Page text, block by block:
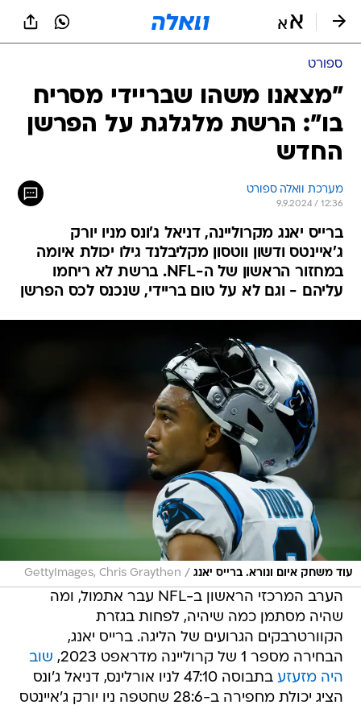
ספורט
"מצאנו משהו שבריידי מסריח
בו": הרשת מלגלגת על הפרשן
החדש
מערכת וואלה ספורט
9.9.2024 / 12:36
ברייס יאנג מקרוליינה, דניאל ג'ונס מניו יורק
ג'איינטס ודשון ווטסון מקליבלנד גילו יכולת איומה
במחזור הראשון של ה-NFL. ברשת לא ריחמו
עליהם - וגם לא על טום בריידי, שנכנס לכס הפרשן
עוד משחק איום ונורא. ברייס יאנג /
GettyImages, Chris Graythen
הערב המרכזי הראשון ב-NFL עבר אתמול, ומה
שהיה מסתמן כמה שיהיה, לפחות בגזרת
הקוורטרבקים הגרועים של הליגה. ברייס יאנג,
הבחירה מספר 1 של קרוליינה מדראפט 2023,
שוב
היה מזעזע
בתבוסה 47:10 לניו אורלינס, דניאל ג'ונס
הציג יכולת מחפירה ב-28:6 שחטפה ניו יורק ג'איינטס